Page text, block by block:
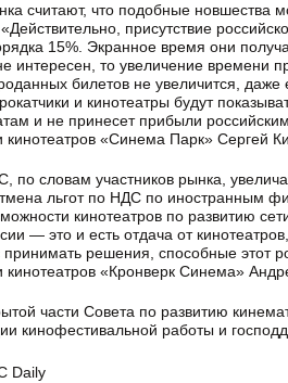
считают, что подобные новшества
присутствие
15%. Экранное время они
интересен, то увеличение времени
билетов не увеличится, даже
и кинотеатры будут
и не принесет прибыли
кинотеатров «Синема Парк» Сергей
по словам участников рынка,
льгот по НДС по иностранным
кинотеатров по развитию
— это и есть отдача от
решения, способные этот
кино­театров «Кронверк Синема»
части Совета по развитию
кинофестивальной работы и
Daily